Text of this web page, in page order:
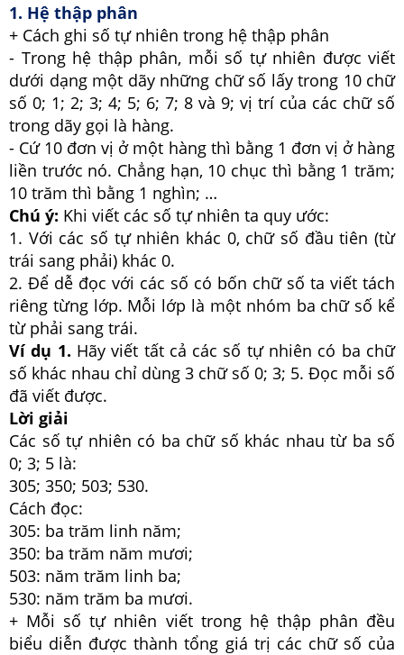
1. Hệ thập phân
+ Cách ghi số tự nhiên trong hệ thập phân
- Trong hệ thập phân, mỗi số tự nhiên được viết
dưới dạng một dãy những chữ số lấy trong 10 chữ
số 0; 1; 2; 3; 4; 5; 6; 7; 8 và 9; vị trí của các chữ số
trong dãy gọi là hàng.
- Cứ 10 đơn vị ở một hàng thì bằng 1 đơn vị ở hàng
liền trước nó. Chẳng hạn, 10 chục thì bằng 1 trăm;
10 trăm thì bằng 1 nghìn; …
Chú ý: Khi viết các số tự nhiên ta quy ước:
1. Với các số tự nhiên khác 0, chữ số đầu tiên (từ
trái sang phải) khác 0.
2. Để dễ đọc với các số có bốn chữ số ta viết tách
riêng từng lớp. Mỗi lớp là một nhóm ba chữ số kể
từ phải sang trái.
Ví dụ 1. Hãy viết tất cả các số tự nhiên có ba chữ
số khác nhau chỉ dùng 3 chữ số 0; 3; 5. Đọc mỗi số
đã viết được.
Lời giải
Các số tự nhiên có ba chữ số khác nhau từ ba số
0; 3; 5 là:
305; 350; 503; 530.
Cách đọc:
305: ba trăm linh năm;
350: ba trăm năm mươi;
503: năm trăm linh ba;
530: năm trăm ba mươi.
+ Mỗi số tự nhiên viết trong hệ thập phân đều
biểu diễn được thành tổng giá trị các chữ số của